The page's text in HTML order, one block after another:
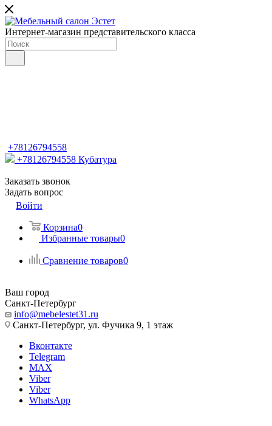
Интернет-магазин представительского класса
+78126794558
+78126794558 Кубатура
Заказать звонок
Задать вопрос
Войти
Корзина0
Избранные товары0
Сравнение товаров0
Ваш город
Санкт-Петербург
info@mebelestet31.ru
Санкт-Петербург, ул. Фучика 9, 1 этаж
Вконтакте
Telegram
MAX
Viber
Viber
WhatsApp